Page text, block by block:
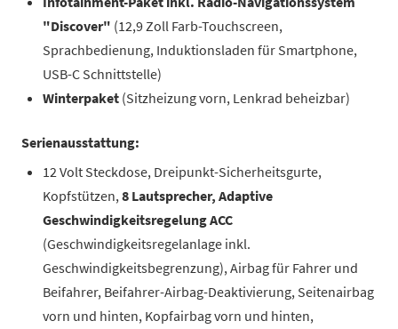
"Discover" (12,9 Zoll Farb-Touchscreen,
Sprachbedienung, Induktionsladen für Smartphone,
USB-C Schnittstelle)
Winterpaket (Sitzheizung vorn, Lenkrad beheizbar)
Serienausstattung:
12 Volt Steckdose, Dreipunkt-Sicherheitsgurte,
Kopfstützen, 8 Lautsprecher, Adaptive
Geschwindigkeitsregelung ACC
(Geschwindigkeitsregelanlage inkl.
Geschwindigkeitsbegrenzung), Airbag für Fahrer und
Beifahrer, Beifahrer-Airbag-Deaktivierung, Seitenairbag
vorn und hinten, Kopfairbag vorn und hinten,